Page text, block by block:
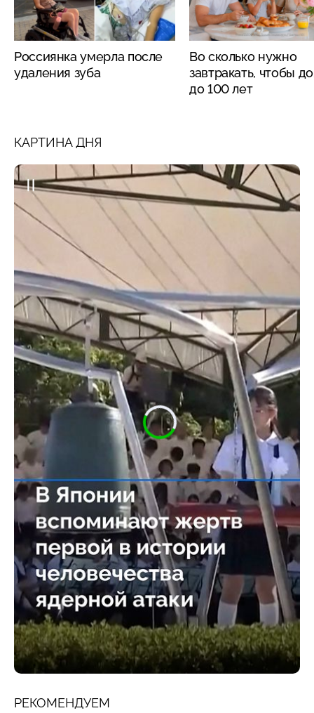
Россиянка умерла после
удаления зуба
Во сколько нужно
завтракать, чтобы
до 100 лет
КАРТИНА ДНЯ
РЕКОМЕНДУЕМ